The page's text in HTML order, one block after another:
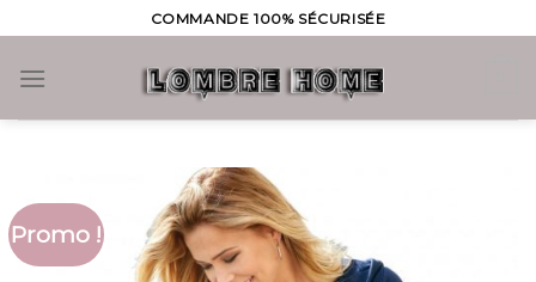
to
content
COMMANDE 100% SÉCURISÉE
Promo !